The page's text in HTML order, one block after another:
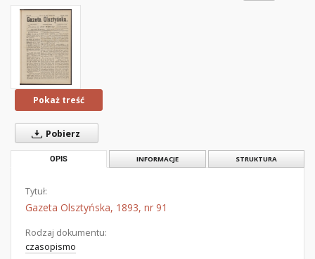
Pokaż treść
Pobierz
OPIS INFORMACJE STRUKTURA
Tytuł:
Gazeta Olsztyńska, 1893, nr 91
Rodzaj dokumentu:
czasopismo